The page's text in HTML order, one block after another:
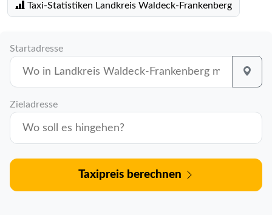
Taxi-Statistiken Landkreis Waldeck-Frankenberg
Startadresse
Zieladresse
Taxipreis berechnen